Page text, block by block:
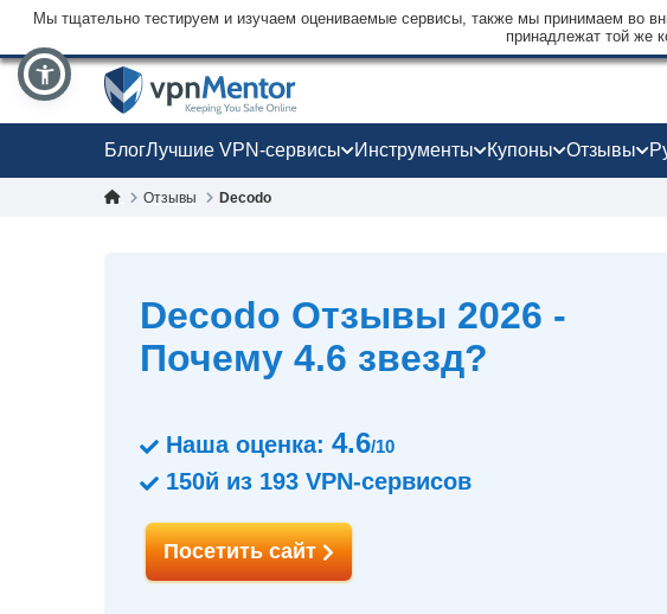
Мы тщательно тестируем и изучаем оцениваемые сервисы, также мы принимаем во
принадлежат той же
БлогЛучшие VPN-сервисы Инструменты Купоны Отзывы
Отзывы Decodo
Decodo Oтзывы 2026 -
Почему 4.6 звезд?
Наша оценка: 4.6/10
150й из 193 VPN-сервисов
Посетить сайт